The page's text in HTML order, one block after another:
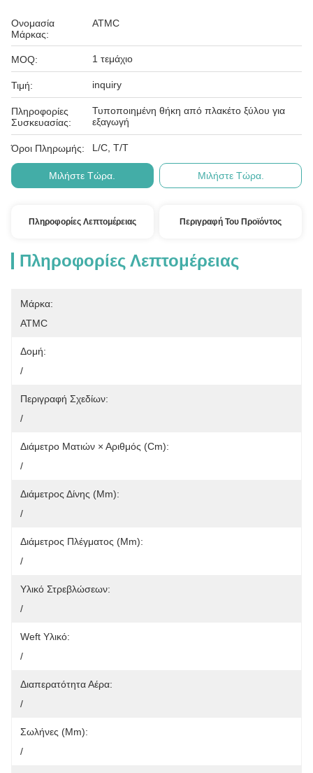
Ονομασία
Μάρκας:
ATMC
MOQ: 1 τεμάχιο
Τιμή: inquiry
Πληροφορίες
Συσκευασίας:
Τυποποιημένη θήκη από πλακέτο ξύλου για
εξαγωγή
Όροι Πληρωμής: L/C, T/T
Μιλήστε Τώρα. Μιλήστε Τώρα.
Πληροφορίες Λεπτομέρειας Περιγραφή Του Προϊόντος
Πληροφορίες Λεπτομέρειας
Μάρκα:
ATMC
Δομή:
/
Περιγραφή Σχεδίων:
/
Διάμετρο Ματιών × Αριθμός (cm):
/
Διάμετρος Δίνης (mm):
/
Διάμετρος Πλέγματος (mm):
/
Υλικό Στρεβλώσεων:
/
Weft Υλικό:
/
Διαπερατότητα Αέρα:
/
Σωλήνες (mm):
/